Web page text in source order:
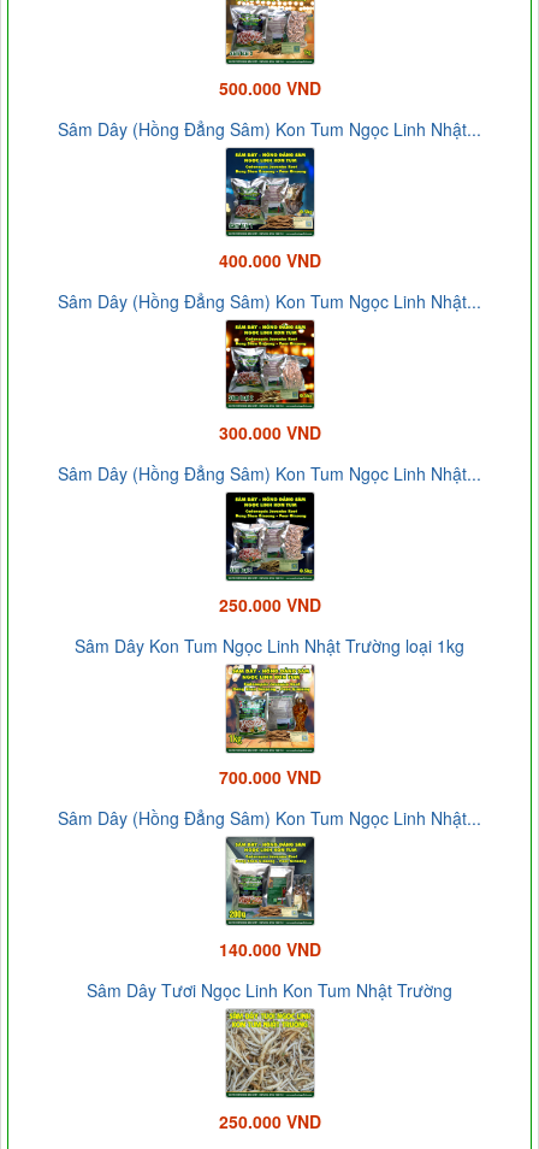
500.000 VND
Sâm Dây (Hồng Đẳng Sâm) Kon Tum Ngọc Linh Nhật...
400.000 VND
Sâm Dây (Hồng Đẳng Sâm) Kon Tum Ngọc Linh Nhật...
300.000 VND
Sâm Dây (Hồng Đẳng Sâm) Kon Tum Ngọc Linh Nhật...
250.000 VND
Sâm Dây Kon Tum Ngọc Linh Nhật Trường loại 1kg
700.000 VND
Sâm Dây (Hồng Đẳng Sâm) Kon Tum Ngọc Linh Nhật...
140.000 VND
Sâm Dây Tươi Ngọc Linh Kon Tum Nhật Trường
250.000 VND